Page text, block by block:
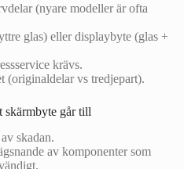
(nyare modeller är ofta
glas) eller displaybyte (glas +
krävs.
(originaldelar vs tredjepart).
skärmbyte går till
skadan.
av komponenter som